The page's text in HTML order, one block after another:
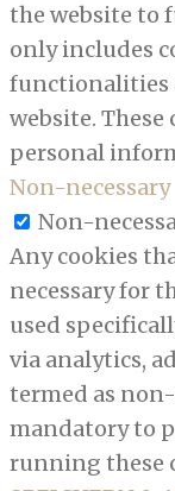
the website to
only includes
functionalities
website.
personal
Non-necessary
Non-
Any cookies
necessary for
used
via analytics,
termed as
mandatory to
running these